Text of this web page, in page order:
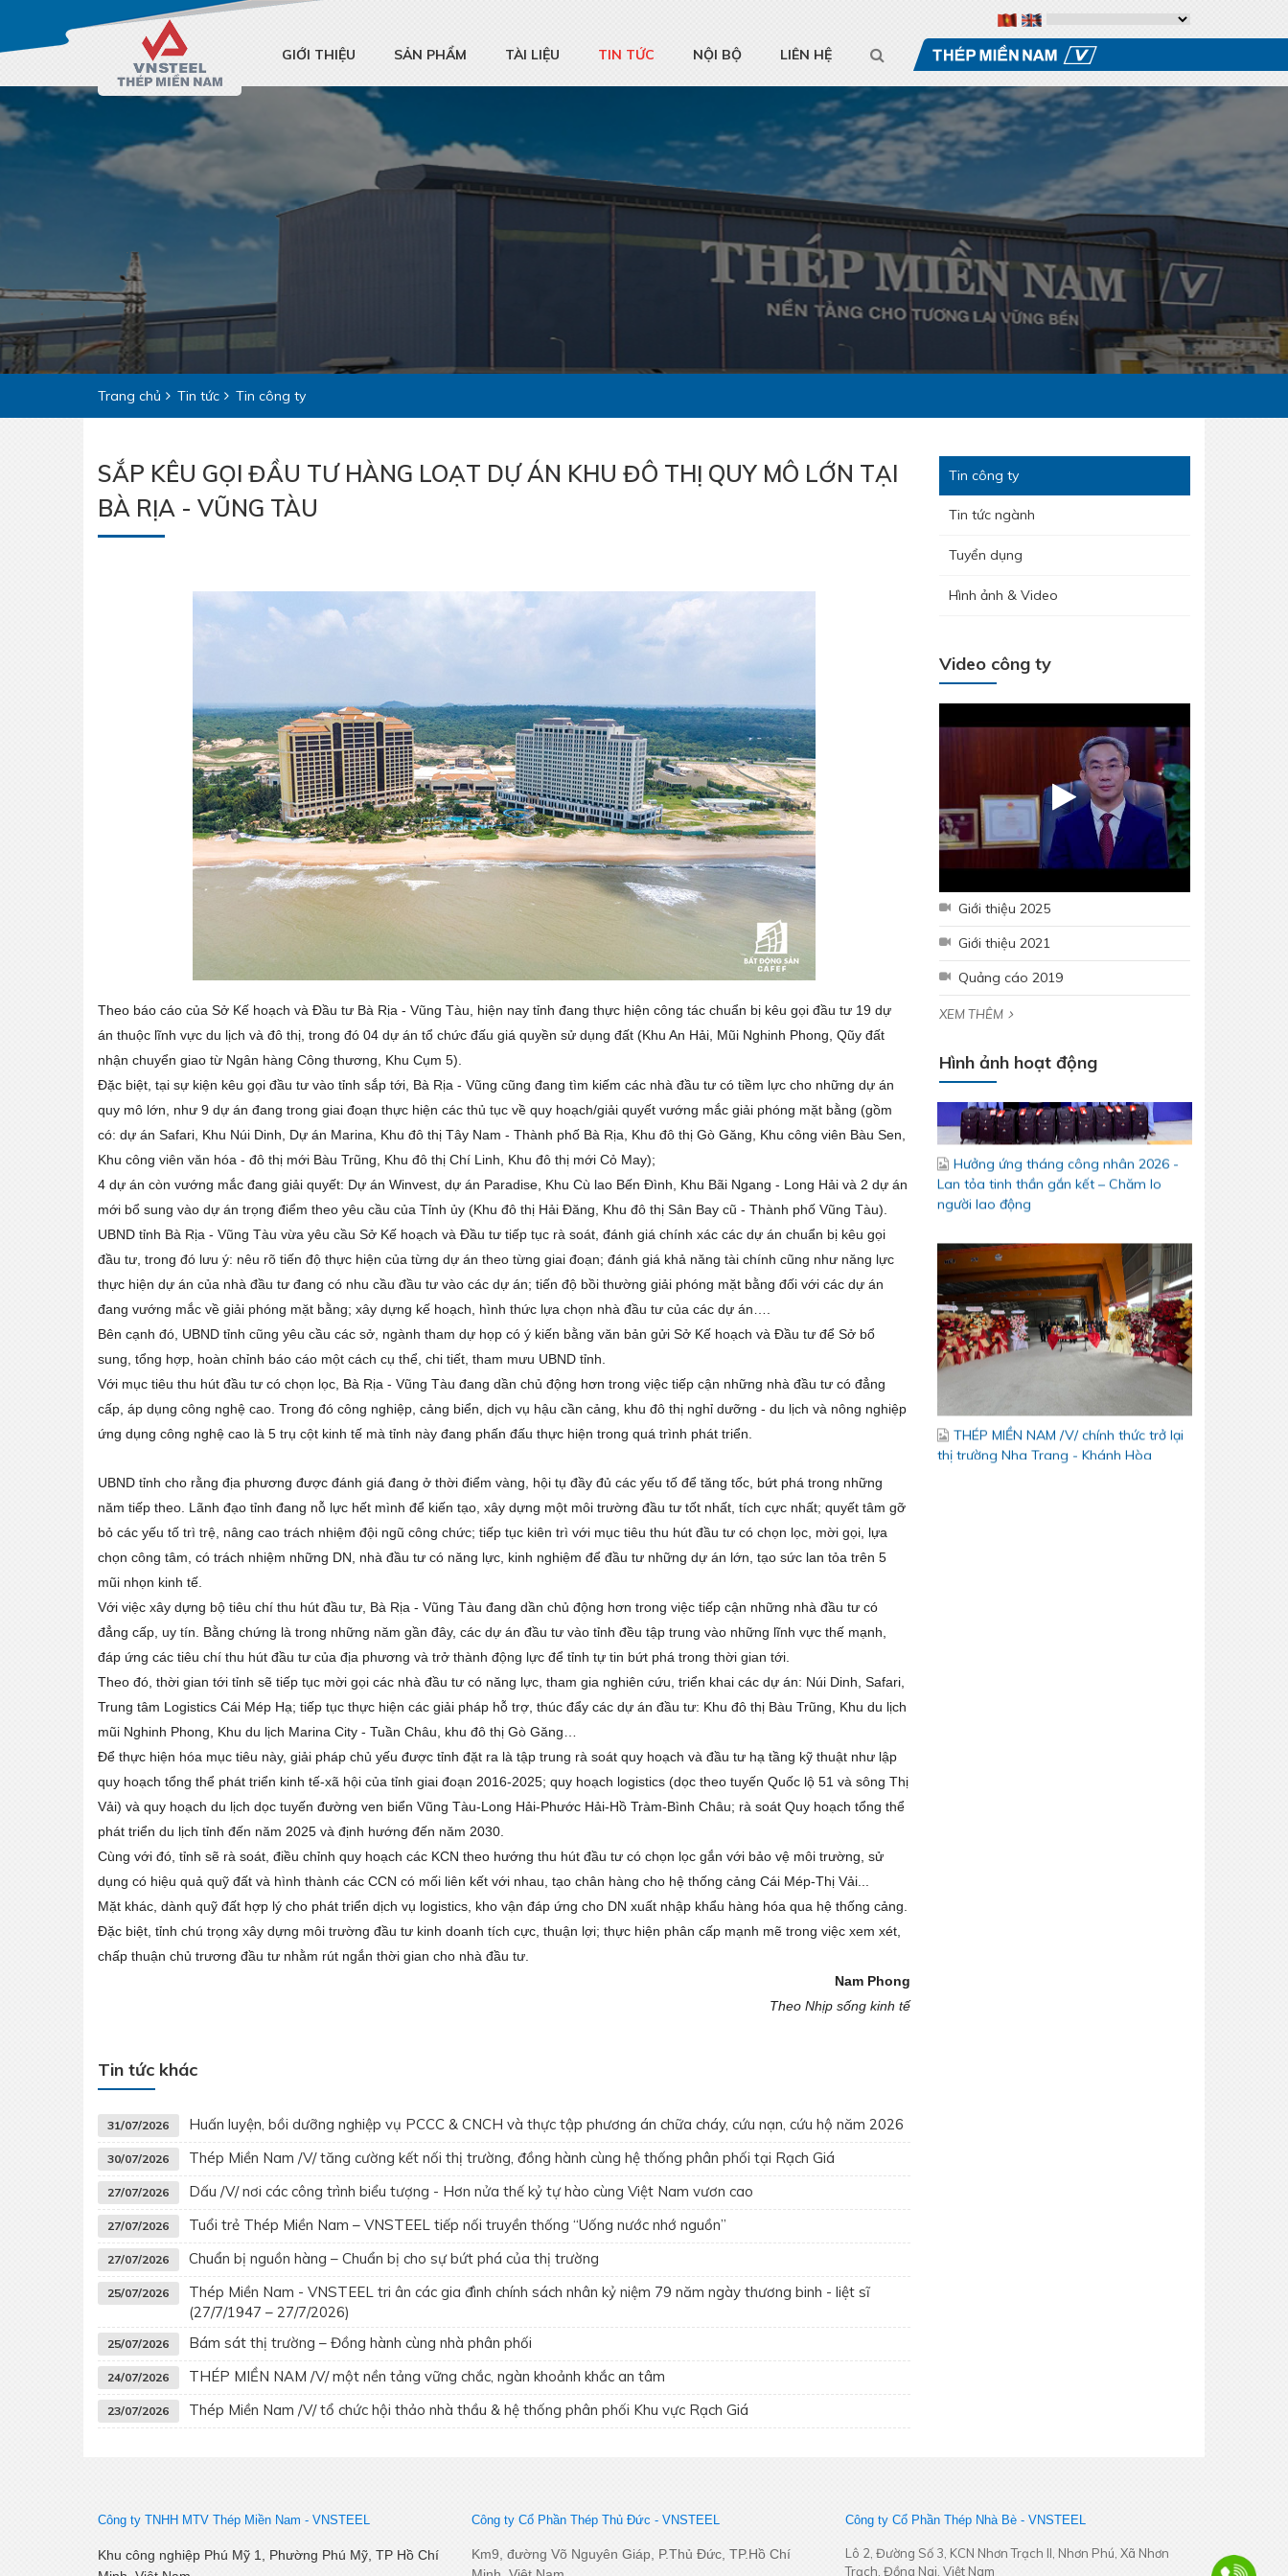
GIỚI THIỆU SẢN PHẨM TÀI LIỆU TIN TỨC NỘI BỘ LIÊN HỆ
Trang chủ Tin tức Tin công ty
SẮP KÊU GỌI ĐẦU TƯ HÀNG LOẠT DỰ ÁN KHU ĐÔ THỊ QUY MÔ LỚN TẠI
BÀ RỊA - VŨNG TÀU
Theo báo cáo của Sở Kế hoạch và Đầu tư Bà Rịa - Vũng Tàu, hiện nay tỉnh đang thực hiện công tác chuẩn bị kêu gọi đầu tư 19 dự
án thuộc lĩnh vực du lịch và đô thị, trong đó 04 dự án tổ chức đấu giá quyền sử dụng đất (Khu An Hải, Mũi Nghinh Phong, Qũy đất
nhận chuyển giao từ Ngân hàng Công thương, Khu Cụm 5).
Đặc biệt, tại sự kiện kêu gọi đầu tư vào tỉnh sắp tới, Bà Rịa - Vũng cũng đang tìm kiếm các nhà đầu tư có tiềm lực cho những dự án
quy mô lớn, như 9 dự án đang trong giai đoạn thực hiện các thủ tục về quy hoạch/giải quyết vướng mắc giải phóng mặt bằng (gồm
có: dự án Safari, Khu Núi Dinh, Dự án Marina, Khu đô thị Tây Nam - Thành phố Bà Rịa, Khu đô thị Gò Găng, Khu công viên Bàu Sen,
Khu công viên văn hóa - đô thị mới Bàu Trũng, Khu đô thị Chí Linh, Khu đô thị mới Cỏ May);
4 dự án còn vướng mắc đang giải quyết: Dự án Winvest, dự án Paradise, Khu Cù lao Bến Đình, Khu Bãi Ngang - Long Hải và 2 dự án
mới bổ sung vào dự án trọng điểm theo yêu cầu của Tỉnh ủy (Khu đô thị Hải Đăng, Khu đô thị Sân Bay cũ - Thành phố Vũng Tàu).
UBND tỉnh Bà Rịa - Vũng Tàu vừa yêu cầu Sở Kế hoạch và Đầu tư tiếp tục rà soát, đánh giá chính xác các dự án chuẩn bị kêu gọi
đầu tư, trong đó lưu ý: nêu rõ tiến độ thực hiện của từng dự án theo từng giai đoạn; đánh giá khả năng tài chính cũng như năng lực
thực hiện dự án của nhà đầu tư đang có nhu cầu đầu tư vào các dự án; tiến độ bồi thường giải phóng mặt bằng đối với các dự án
đang vướng mắc về giải phóng mặt bằng; xây dựng kế hoạch, hình thức lựa chọn nhà đầu tư của các dự án….
Bên cạnh đó, UBND tỉnh cũng yêu cầu các sở, ngành tham dự họp có ý kiến bằng văn bản gửi Sở Kế hoạch và Đầu tư để Sở bổ
sung, tổng hợp, hoàn chỉnh báo cáo một cách cụ thể, chi tiết, tham mưu UBND tỉnh.
Với mục tiêu thu hút đầu tư có chọn lọc, Bà Rịa - Vũng Tàu đang dần chủ động hơn trong việc tiếp cận những nhà đầu tư có đẳng
cấp, áp dụng công nghệ cao. Trong đó công nghiệp, cảng biển, dịch vụ hậu cần cảng, khu đô thị nghỉ dưỡng - du lịch và nông nghiệp
ứng dụng công nghệ cao là 5 trụ cột kinh tế mà tỉnh này đang phấn đấu thực hiện trong quá trình phát triển.
UBND tỉnh cho rằng địa phương được đánh giá đang ở thời điểm vàng, hội tụ đầy đủ các yếu tố để tăng tốc, bứt phá trong những
năm tiếp theo. Lãnh đạo tỉnh đang nỗ lực hết mình để kiến tạo, xây dựng một môi trường đầu tư tốt nhất, tích cực nhất; quyết tâm gỡ
bỏ các yếu tố trì trệ, nâng cao trách nhiệm đội ngũ công chức; tiếp tục kiên trì với mục tiêu thu hút đầu tư có chọn lọc, mời gọi, lựa
chọn công tâm, có trách nhiệm những DN, nhà đầu tư có năng lực, kinh nghiệm để đầu tư những dự án lớn, tạo sức lan tỏa trên 5
mũi nhọn kinh tế.
Với việc xây dựng bộ tiêu chí thu hút đầu tư, Bà Rịa - Vũng Tàu đang dần chủ động hơn trong việc tiếp cận những nhà đầu tư có
đẳng cấp, uy tín. Bằng chứng là trong những năm gần đây, các dự án đầu tư vào tỉnh đều tập trung vào những lĩnh vực thế mạnh,
đáp ứng các tiêu chí thu hút đầu tư của địa phương và trở thành động lực để tỉnh tự tin bứt phá trong thời gian tới.
Theo đó, thời gian tới tỉnh sẽ tiếp tục mời gọi các nhà đầu tư có năng lực, tham gia nghiên cứu, triển khai các dự án: Núi Dinh, Safari,
Trung tâm Logistics Cái Mép Hạ; tiếp tục thực hiện các giải pháp hỗ trợ, thúc đẩy các dự án đầu tư: Khu đô thị Bàu Trũng, Khu du lịch
mũi Nghinh Phong, Khu du lịch Marina City - Tuần Châu, khu đô thị Gò Găng…
Để thực hiện hóa mục tiêu này, giải pháp chủ yếu được tỉnh đặt ra là tập trung rà soát quy hoạch và đầu tư hạ tầng kỹ thuật như lập
quy hoạch tổng thể phát triển kinh tế-xã hội của tỉnh giai đoạn 2016-2025; quy hoạch logistics (dọc theo tuyến Quốc lộ 51 và sông Thị
Vải) và quy hoạch du lịch dọc tuyến đường ven biển Vũng Tàu-Long Hải-Phước Hải-Hồ Tràm-Bình Châu; rà soát Quy hoạch tổng thể
phát triển du lịch tỉnh đến năm 2025 và định hướng đến năm 2030.
Cùng với đó, tỉnh sẽ rà soát, điều chỉnh quy hoạch các KCN theo hướng thu hút đầu tư có chọn lọc gắn với bảo vệ môi trường, sử
dụng có hiệu quả quỹ đất và hình thành các CCN có mối liên kết với nhau, tạo chân hàng cho hệ thống cảng Cái Mép-Thị Vải...
Mặt khác, dành quỹ đất hợp lý cho phát triển dịch vụ logistics, kho vận đáp ứng cho DN xuất nhập khẩu hàng hóa qua hệ thống cảng.
Đặc biệt, tỉnh chú trọng xây dựng môi trường đầu tư kinh doanh tích cực, thuận lợi; thực hiện phân cấp mạnh mẽ trong việc xem xét,
chấp thuận chủ trương đầu tư nhằm rút ngắn thời gian cho nhà đầu tư.
Nam Phong
Theo Nhịp sống kinh tế
Tin tức khác
31/07/2026 Huấn luyện, bồi dưỡng nghiệp vụ PCCC & CNCH và thực tập phương án chữa cháy, cứu nạn, cứu hộ năm 2026
30/07/2026 Thép Miền Nam /V/ tăng cường kết nối thị trường, đồng hành cùng hệ thống phân phối tại Rạch Giá
27/07/2026 Dấu /V/ nơi các công trình biểu tượng - Hơn nửa thế kỷ tự hào cùng Việt Nam vươn cao
27/07/2026 Tuổi trẻ Thép Miền Nam – VNSTEEL tiếp nối truyền thống “Uống nước nhớ nguồn”
27/07/2026 Chuẩn bị nguồn hàng – Chuẩn bị cho sự bứt phá của thị trường
25/07/2026
Thép Miền Nam - VNSTEEL tri ân các gia đình chính sách nhân kỷ niệm 79 năm ngày thương binh - liệt sĩ
(27/7/1947 – 27/7/2026)
25/07/2026 Bám sát thị trường – Đồng hành cùng nhà phân phối
24/07/2026 THÉP MIỀN NAM /V/ một nền tảng vững chắc, ngàn khoảnh khắc an tâm
23/07/2026 Thép Miền Nam /V/ tổ chức hội thảo nhà thầu & hệ thống phân phối Khu vực Rạch Giá
Tin công ty
Tin tức ngành
Tuyển dụng
Hình ảnh & Video
Video công ty
Giới thiệu 2025
Giới thiệu 2021
Quảng cáo 2019
XEM THÊM
Hình ảnh hoạt động
Hưởng ứng tháng công nhân 2026 -
Lan tỏa tinh thần gắn kết – Chăm lo
người lao động
THÉP MIỀN NAM /V/ chính thức trở lại
thị trường Nha Trang - Khánh Hòa
Công ty TNHH MTV Thép Miền Nam - VNSTEEL
Khu công nghiệp Phú Mỹ 1, Phường Phú Mỹ, TP Hồ Chí
Công ty Cổ Phần Thép Thủ Đức - VNSTEEL
Km9, đường Võ Nguyên Giáp, P.Thủ Đức, TP.Hồ Chí
Công ty Cổ Phần Thép Nhà Bè - VNSTEEL
Lô 2, Đường Số 3, KCN Nhơn Trạch II, Nhơn Phú, Xã Nhơn
Trạch, Đồng Nai. Việt Nam